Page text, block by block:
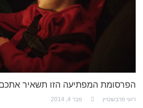
הפרסומת המפתיעה הזו תשאיר
רועי פרבשטיין פבר 4, 2014